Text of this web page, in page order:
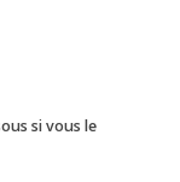
si vous le